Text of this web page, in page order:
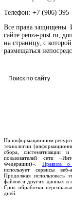
Телефон: +7 (906)
Все права защищены.
сайте penza-post.ru,
на страницу, с
размещаться
На информационном
технологии
сбора, систематизации
пользователей сети
Федерации)». Правила о
использует сервисы
Продолжая использовать
файлов и других данных в
Срок обработки
дней.